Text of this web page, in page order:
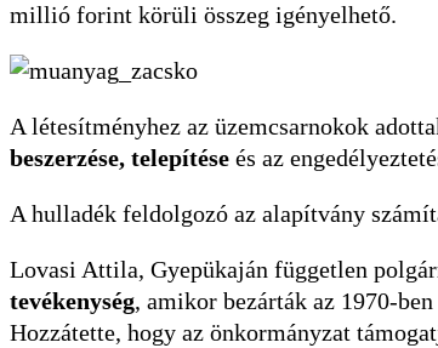
millió forint körüli összeg igényelhető.
A létesítményhez az üzemcsarnokok
beszerzése, telepítése és az
A hulladék feldolgozó az alapítvány
Lovasi Attila, Gyepükaján független
tevékenység, amikor bezárták az 1970-
Hozzátette, hogy az önkormányzat